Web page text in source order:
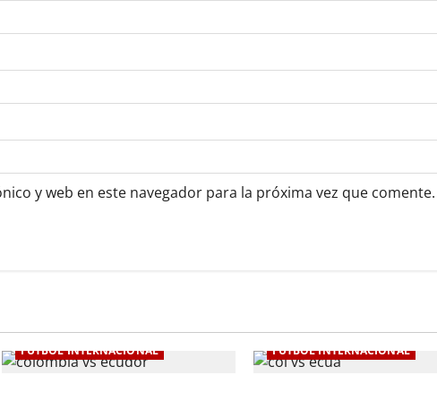
y web en este navegador para la próxima vez que comente.
FÚTBOL INTERNACIONAL FÚTBOL INTERNACIONAL